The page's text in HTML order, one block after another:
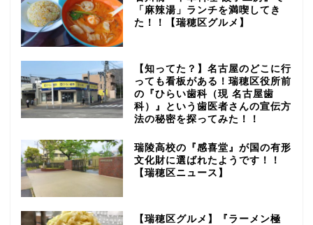
「麻辣湯」ランチを満喫してき
た！！【瑞穂区グルメ】
【知ってた？】名古屋のどこに行
っても看板がある！瑞穂区役所前
の『ひらい歯科（現 名古屋歯
科）』という歯医者さんの宣伝方
法の秘密を探ってみた！！
瑞陵高校の『感喜堂』が国の有形
文化財に選ばれたようです！！
【瑞穂区ニュース】
【瑞穂区グルメ】『ラーメン極